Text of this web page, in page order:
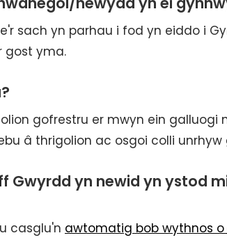
sach yn parhau i fod yn eiddo i
gost yma.
gofrestru er mwyn ein galluogi
â thrigolion ac osgoi colli unrhyw
Gwyrdd yn newid yn ystod
casglu'n awtomatig bob wythnos